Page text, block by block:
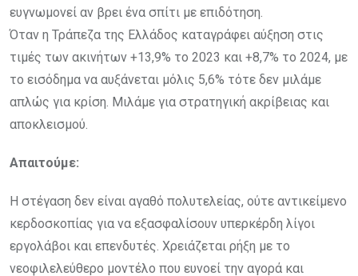
ευγνωμονεί αν βρει ένα σπίτι με επιδότηση.
Όταν η Τράπεζα της Ελλάδος καταγράφει αύξηση στις
τιμές των ακινήτων +13,9% το 2023 και +8,7% το 2024, με
το εισόδημα να αυξάνεται μόλις 5,6% τότε δεν μιλάμε
απλώς για κρίση. Μιλάμε για στρατηγική ακρίβειας και
αποκλεισμού.
Απαιτούμε:
Η στέγαση δεν είναι αγαθό πολυτελείας, ούτε αντικείμενο
κερδοσκοπίας για να εξασφαλίσουν υπερκέρδη λίγοι
εργολάβοι και επενδυτές. Χρειάζεται ρήξη με το
νεοφιλελεύθερο μοντέλο που ευνοεί την αγορά και